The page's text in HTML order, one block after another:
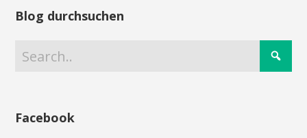
Blog durchsuchen
Facebook